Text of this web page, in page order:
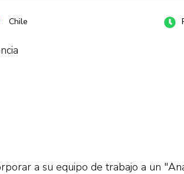
Chile
a su equipo de trabajo a un